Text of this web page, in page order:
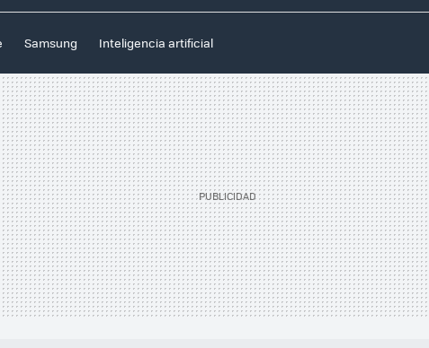
Samsung Inteligencia artificial